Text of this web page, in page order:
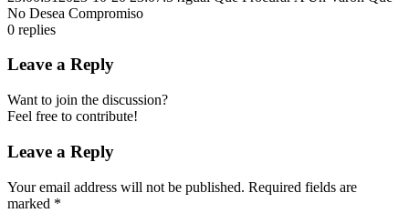
No Desea Compromiso
0 replies
Leave a Reply
Want to join the discussion?
Feel free to contribute!
Leave a Reply
Your email address will not be published. Required fields are
marked *